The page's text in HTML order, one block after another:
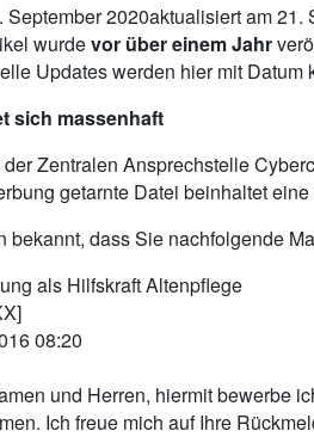
September 2020aktualisiert am 21.
wurdevor über einem Jahr
Updates werden hier mit Datum
sich massenhaft
Zentralen Ansprechstelle
getarnte Datei beinhaltet
bekannt, dass Sie nachfolgende
als Hilfskraft Altenpflege
08:20
und Herren, hiermit bewerbe
Ich freue mich auf Ihre